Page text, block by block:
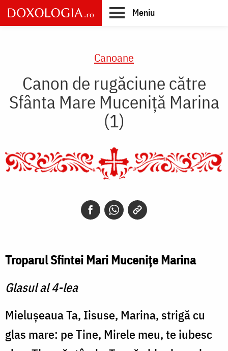
Skip
to
main
Meniu
Canoane
Canon de rugăciune către
Sfânta Mare Muceniţă Marina
(1)
Troparul Sfintei Mari Muceniţe Marina
Glasul al 4-lea
Mieluşeaua Ta, Iisuse, Marina, strigă cu
glas mare: pe Tine, Mirele meu, te iubesc